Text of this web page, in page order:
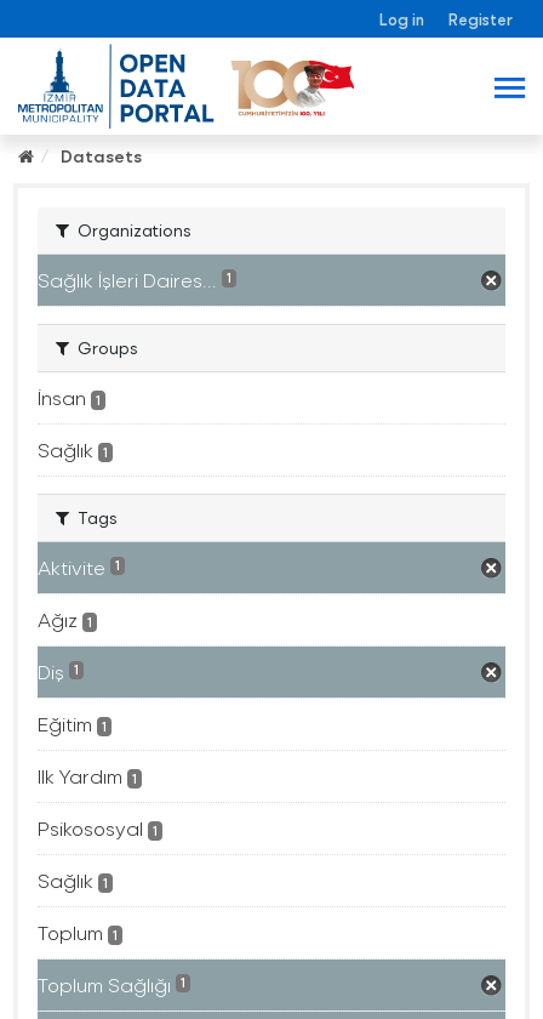
Log in Register
Datasets
Organizations
Sağlık İşleri Daires... 1
Groups
İnsan 1
Sağlık 1
Tags
Aktivite 1
Ağız 1
Diş 1
Eğitim 1
Ilk Yardım 1
Psikososyal 1
Sağlık 1
Toplum 1
Toplum Sağlığı 1